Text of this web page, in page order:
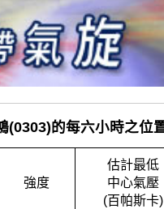
(0303)的每六小時之位
強度
估計最低
中心氣壓
(百帕斯卡)